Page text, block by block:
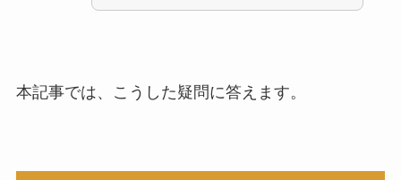
本記事では、こうした疑問に答えます。